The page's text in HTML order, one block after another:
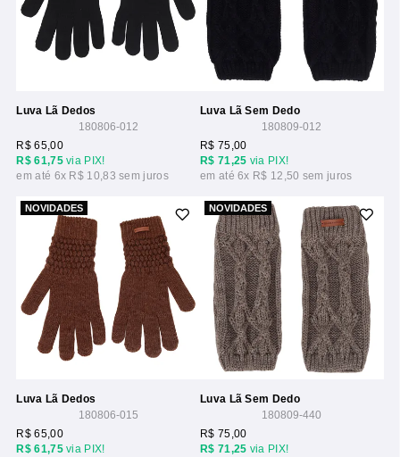
Luva Lã Dedos
180806-012
R$ 61,75via PIX!
R$ 65,00
6x R$ 10,83
Luva Lã Sem Dedo
180809-012
R$ 71,25 via PIX!
R$ 75,00
6x R$ 12,50
NOVIDADES
Luva Lã Dedos
180806-015
R$ 61,75via PIX!
R$ 65,00
NOVIDADES
Luva Lã Sem Dedo
180809-440
R$ 71,25 via PIX!
R$ 75,00